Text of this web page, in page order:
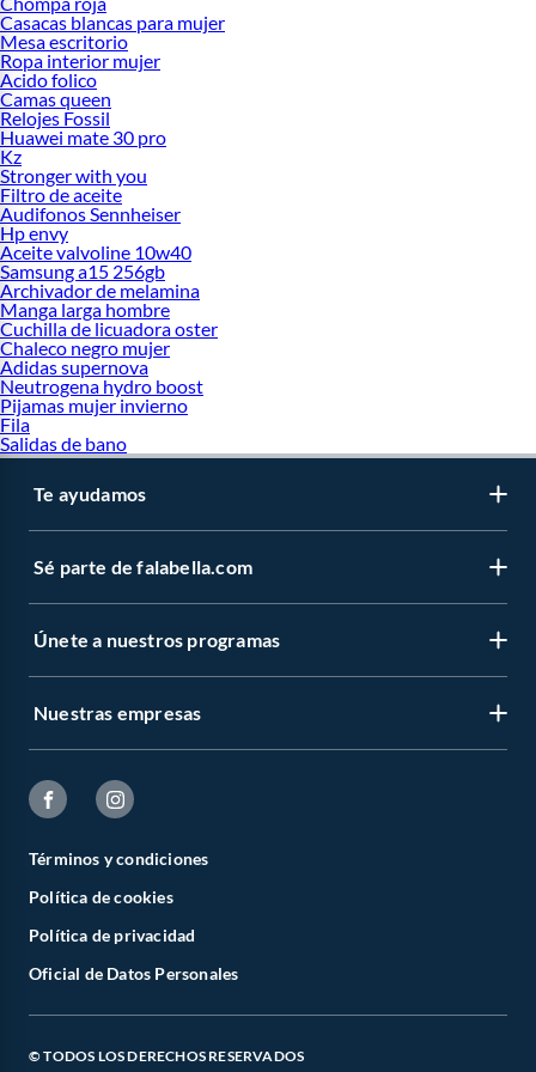
Marcas de Laptop:
Laptop HP
Laptop Lenovo
Laptop Asus
Laptop Acer
Laptop Huawei
Eventos:
Cyber WOW
Casacas blancas para mujer
Mesa escritorio
Ropa interior mujer
Acido folico
Camas queen
Relojes Fossil
Huawei mate 30 pro
Kz
Stronger with you
Filtro de aceite
Audifonos Sennheiser
Hp envy
Aceite valvoline 10w40
Samsung a15 256gb
Archivador de melamina
Manga larga hombre
Cuchilla de licuadora oster
Chaleco negro mujer
Adidas supernova
Neutrogena hydro boost
Pijamas mujer invierno
Fila
Salidas de bano
Te ayudamos
Sé parte de falabella.com
Únete a nuestros programas
Nuestras empresas
Términos y condiciones
Política de cookies
Política de privacidad
Oficial de Datos Personales
© TODOS LOS DERECHOS RESERVADOS